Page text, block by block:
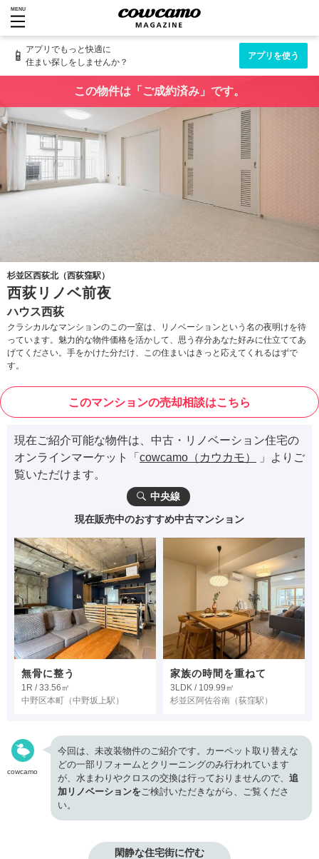
MENU
📱 アプリでもっと快適に
住まい探しをしませんか？
アプリを使う
この物件は「ご成約済み」です。
杉並区西荻北（西荻窪駅）
西荻リノベ前夜
ハウス西荻
クラシカルなマンションのこの一室は、リノベーションという名の夜明けを待
っています。魅力的な物件価格を活かして、思う存分あなた好みに仕立ててあ
げてください。手をかけた分だけ、この住まいはきっと応えてくれるはずで
す。
このマンションの売却相談はこちら
現在ご紹介可能な物件は、中古・リノベーション住宅の
オンラインマーケット「 cowcamo（カウカモ）
」よりご
覧いただけます。
中央線
現在販売中のおすすめ中古マンション
無骨に整う
1R / 33.56㎡
中野区本町 （中野坂上駅）
家族の時間を重ねて
3LDK / 109.99㎡
杉並区阿佐谷南 （荻窪駅）
cowcamo
今回は、未改装物件のご紹介です。カーペット取り替えな
どの一部リフォームとクリーニングのみ行われています
が、水まわりやクロスの交換は行っておりませんので、 追
加リノベーションをご検討いただきながら、ご覧くださ
い。
閑静な住宅街に佇む